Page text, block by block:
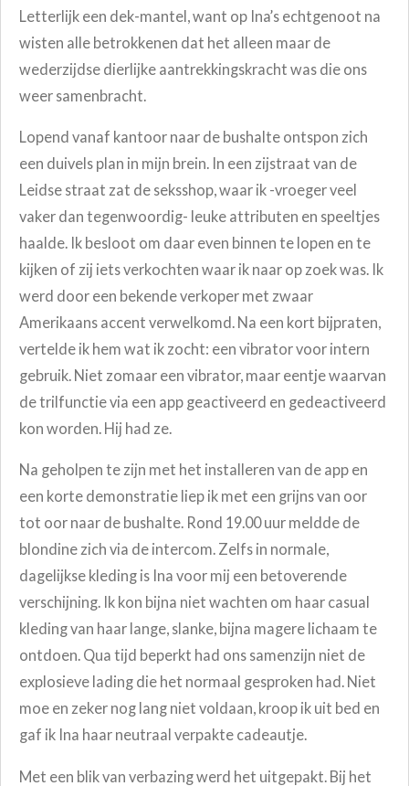
Letterlijk een dek-mantel, want op Ina’s echtgenoot na
wisten alle betrokkenen dat het alleen maar de
wederzijdse dierlijke aantrekkingskracht was die ons
weer samenbracht.
Lopend vanaf kantoor naar de bushalte ontspon zich
een duivels plan in mijn brein. In een zijstraat van de
Leidse straat zat de seksshop, waar ik -vroeger veel
vaker dan tegenwoordig- leuke attributen en speeltjes
haalde. Ik besloot om daar even binnen te lopen en te
kijken of zij iets verkochten waar ik naar op zoek was. Ik
werd door een bekende verkoper met zwaar
Amerikaans accent verwelkomd. Na een kort bijpraten,
vertelde ik hem wat ik zocht: een vibrator voor intern
gebruik. Niet zomaar een vibrator, maar eentje waarvan
de trilfunctie via een app geactiveerd en gedeactiveerd
kon worden. Hij had ze.
Na geholpen te zijn met het installeren van de app en
een korte demonstratie liep ik met een grijns van oor
tot oor naar de bushalte. Rond 19.00 uur meldde de
blondine zich via de intercom. Zelfs in normale,
dagelijkse kleding is Ina voor mij een betoverende
verschijning. Ik kon bijna niet wachten om haar casual
kleding van haar lange, slanke, bijna magere lichaam te
ontdoen. Qua tijd beperkt had ons samenzijn niet de
explosieve lading die het normaal gesproken had. Niet
moe en zeker nog lang niet voldaan, kroop ik uit bed en
gaf ik Ina haar neutraal verpakte cadeautje.
Met een blik van verbazing werd het uitgepakt. Bij het